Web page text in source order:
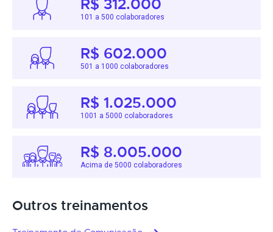
R$ 312.000
101 a 500 colaboradores
R$ 602.000
501 a 1000 colaboradores
R$ 1.025.000
1001 a 5000 colaboradores
R$ 8.005.000
Acima de 5000 colaboradores
Outros treinamentos